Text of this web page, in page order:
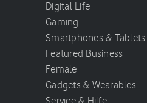
Digital Life
Gaming
Smartphones & Tablets
Featured Business
Female
Gadgets & Wearables